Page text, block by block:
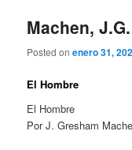
Machen,
Posted onenero 31,
El Hombre
El Hombre
Por J. Gresham